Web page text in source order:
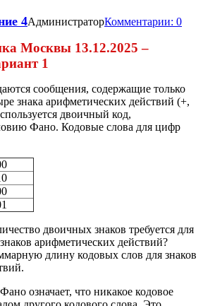
4АдминистраторКомментарии: 0
Москвы 13.12.2025 –
1
сообщения, содержащие только
знака арифметических действий (+,
двоичный код,
Фано. Кодовые слова для цифр
двоичных знаков требуется для
арифметических действий?
длину кодовых слов для знаков
означает, что никакое кодовое